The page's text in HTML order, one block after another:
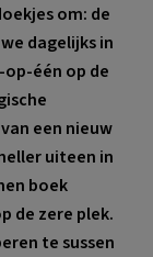
om: de
dagelijks in
één op de
een nieuw
uiteen in
boek
de zere plek.
te sussen